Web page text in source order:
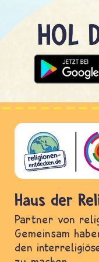
Haus der
Partner von
Gemeinsam
den